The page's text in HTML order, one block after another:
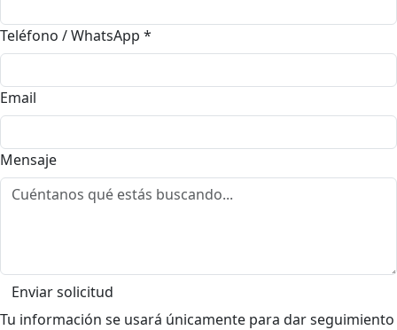
Teléfono / WhatsApp *
Email
Mensaje
Enviar solicitud
Tu información se usará únicamente para dar seguimiento